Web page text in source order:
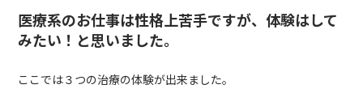
医療系のお仕事は性格上苦手ですが、体験はして
みたい！と思いました。
ここでは３つの治療の体験が出来ました。